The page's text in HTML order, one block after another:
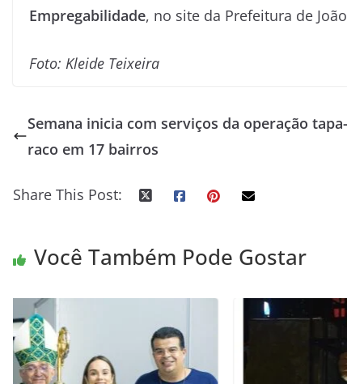
Empregabilidade, no site da Prefeitura de
Foto: Kleide Teixeira
Semana inicia com serviços da operação
raco em 17 bairros
Share This Post:
Você Também Pode Gostar